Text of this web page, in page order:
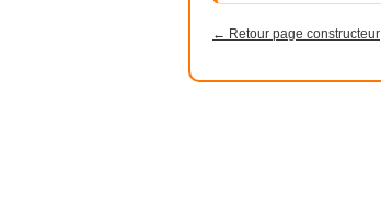
← Retour page constructeur